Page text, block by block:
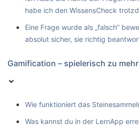
habe ich den WissensCheck
Eine Frage wurde als „falsch”
absolut sicher, sie richtig
Gamification – spielerisch zu
Wie funktioniert das
Was kannst du in der LernApp